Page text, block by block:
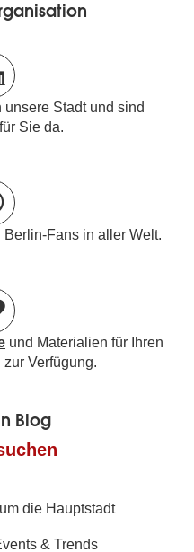
Stadt und sind
für Sie da.
Berlin-Fans in aller Welt.
und Materialien für Ihren
Verfügung.
Blog
die Hauptstadt
& Trends